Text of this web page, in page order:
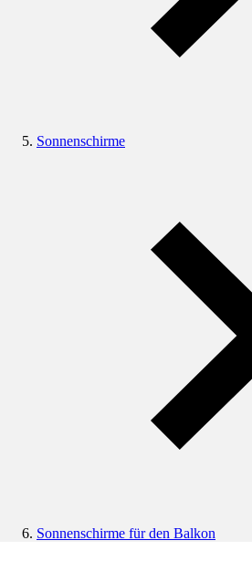
Sonnenschirme
Sonnenschirme für den Balkon